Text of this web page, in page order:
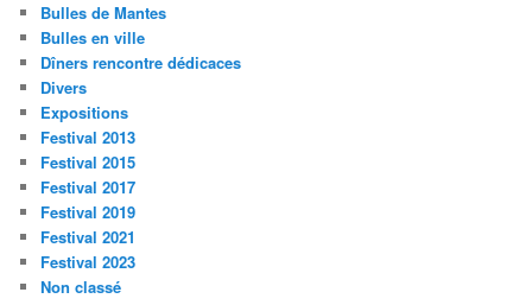
Bulles de Mantes
Bulles en ville
Dîners rencontre dédicaces
Divers
Expositions
Festival 2013
Festival 2015
Festival 2017
Festival 2019
Festival 2021
Festival 2023
Non classé